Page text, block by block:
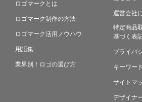
ロゴマークとは
ロゴマーク制作の方法
ロゴマーク活用ノウハウ
用語集
業界別！ロゴの選び方
運営会社
特定商品
基づく表
プライバ
キーワー
サイトマ
デザイナ